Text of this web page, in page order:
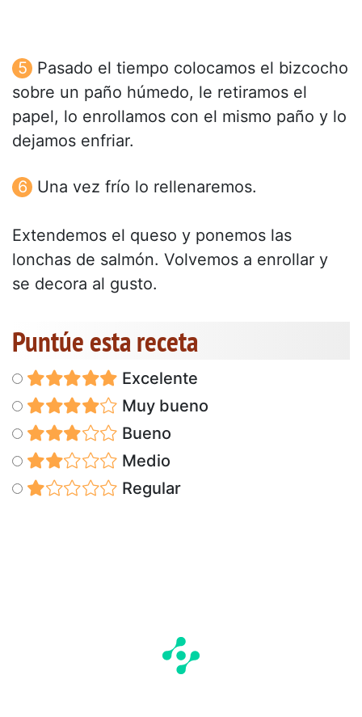
Pasado el tiempo colocamos el bizcocho
sobre un paño húmedo, le retiramos el
papel, lo enrollamos con el mismo paño y lo
dejamos enfriar.
Una vez frío lo rellenaremos.
Extendemos el queso y ponemos las
lonchas de salmón. Volvemos a enrollar y
se decora al gusto.
Puntúe esta receta
Excelente
Muy bueno
Bueno
Medio
Regular